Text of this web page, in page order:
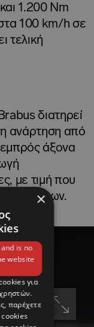
1.200 Nm
100 km/h σε
τελική
διατηρεί
ανάρτηση από
άξονα
με τιμή που
προ φόρων.
×
is no
website
για
παρέχετε
cookies